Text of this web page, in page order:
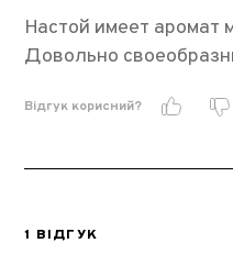
Настой имеет аромат
Довольно
Відгук корисний?
1 ВІДГУК